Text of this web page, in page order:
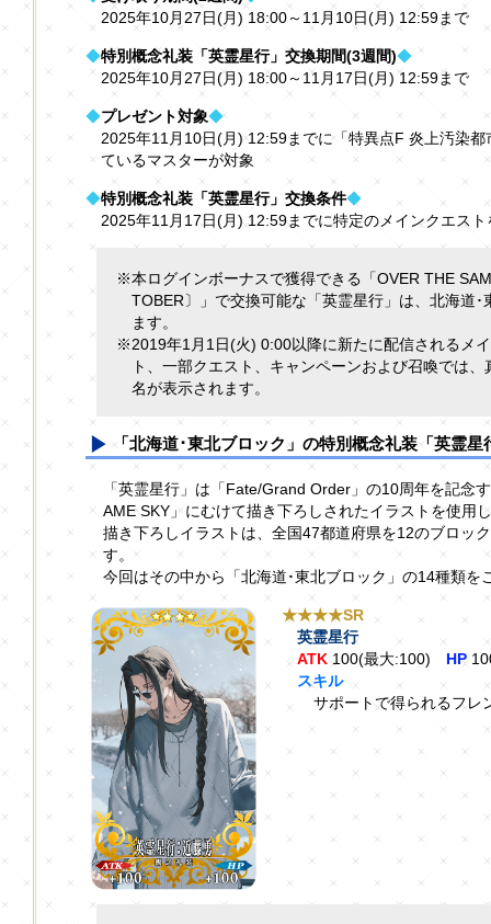
2025年10月27日(月) 18:00～11月10日(月) 12:59まで
◆特別概念礼装「英霊星行」交換期間(3週間)◆
2025年10月27日(月) 18:00～11月17日(月) 12:59まで
◆プレゼント対象◆
2025年11月10日(月) 12:59までに「特異点F 炎上汚染
ているマスターが対象
◆特別概念礼装「英霊星行」交換条件◆
2025年11月17日(月) 12:59までに特定のメインクエスト
※本ログインボーナスで獲得できる「OVER THE
TOBER〕」で交換可能な「英霊星行」は、北海道
ます。
※2019年1月1日(火) 0:00以降に新たに配信されるメ
ト、一部クエスト、キャンペーンおよび召喚では
名が表示されます。
「北海道･東北ブロック」の特別概念礼装「英霊星
「英霊星行」は「Fate/Grand Order」の10周年を記念
AME SKY」にむけて描き下ろしされたイラストを使用
描き下ろしイラストは、全国47都道府県を12のブロッ
す。
今回はその中から「北海道･東北ブロック」の14種類を
★★★★SR
英霊星行
ATK 100(最大:100) HP
スキル
サポートで得られるフレ